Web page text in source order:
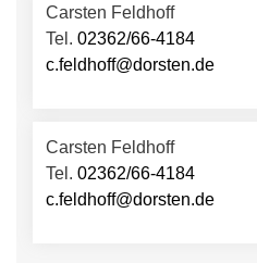
Carsten Feldhoff
Tel. 02362/66-4184
c.feldhoff@dorsten.de
Carsten Feldhoff
Tel. 02362/66-4184
c.feldhoff@dorsten.de